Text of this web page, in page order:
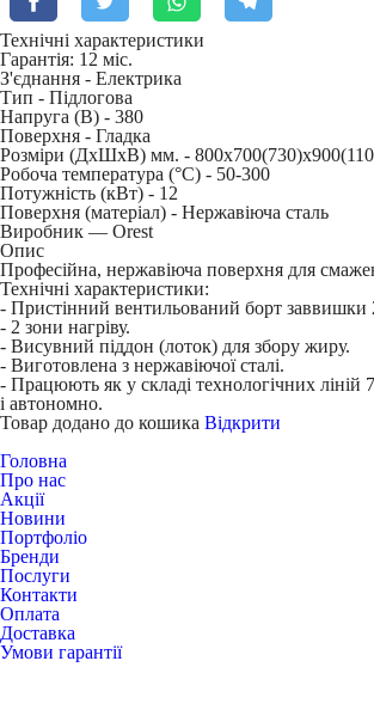
Технічні характеристики
Гарантія: 12 міс.
З'єднання - Електрика
Тип - Підлогова
Напруга (В) - 380
Поверхня - Гладка
Розміри (ДхШхВ) мм. -
Робоча температура (°C) - 50-300
Потужність (кВт) - 12
Поверхня (матеріал) - Нержавіюча сталь
Виробник — Orest
Опис
Професійна, нержавіюча поверхня для
Технічні характеристики:
- Пристінний вентильований борт заввишки
- 2 зони нагріву.
- Висувний піддон (лоток) для збору жиру.
- Виготовлена з нержавіючої сталі.
- Працюють як у складі технологічних ліній
і автономно.
Товар додано до кошика Відкрити
Головна
Про нас
Акції
Новини
Портфоліо
Бренди
Послуги
Контакти
Оплата
Доставка
Умови гарантії